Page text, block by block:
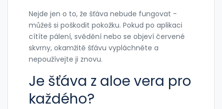
Nejde jen o to, že šťáva nebude fungovat -
můžeš si poškodit pokožku. Pokud po aplikaci
cítíte pálení, svědění nebo se objeví červené
skvrny, okamžitě šťávu vypláchněte a
nepoužívejte ji znovu.
Je šťáva z aloe vera pro
každého?